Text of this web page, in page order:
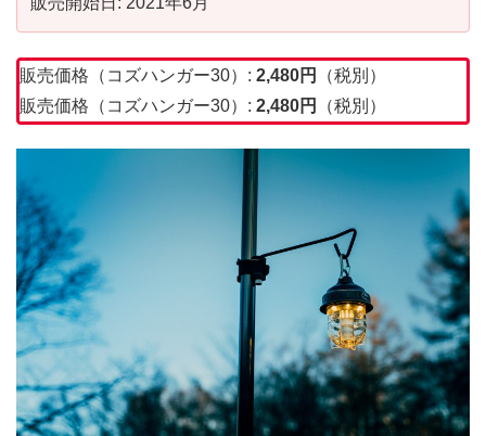
販売価格（コズハンガー30）: 2,480円
（税別）
販売価格（コズハンガー30）: 2,480円 （税別）